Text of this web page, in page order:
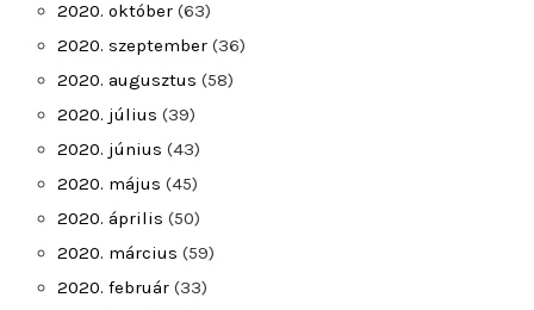
2020. október (63)
2020. szeptember (36)
2020. augusztus (58)
2020. július (39)
2020. június (43)
2020. május (45)
2020. április (50)
2020. március (59)
2020. február (33)